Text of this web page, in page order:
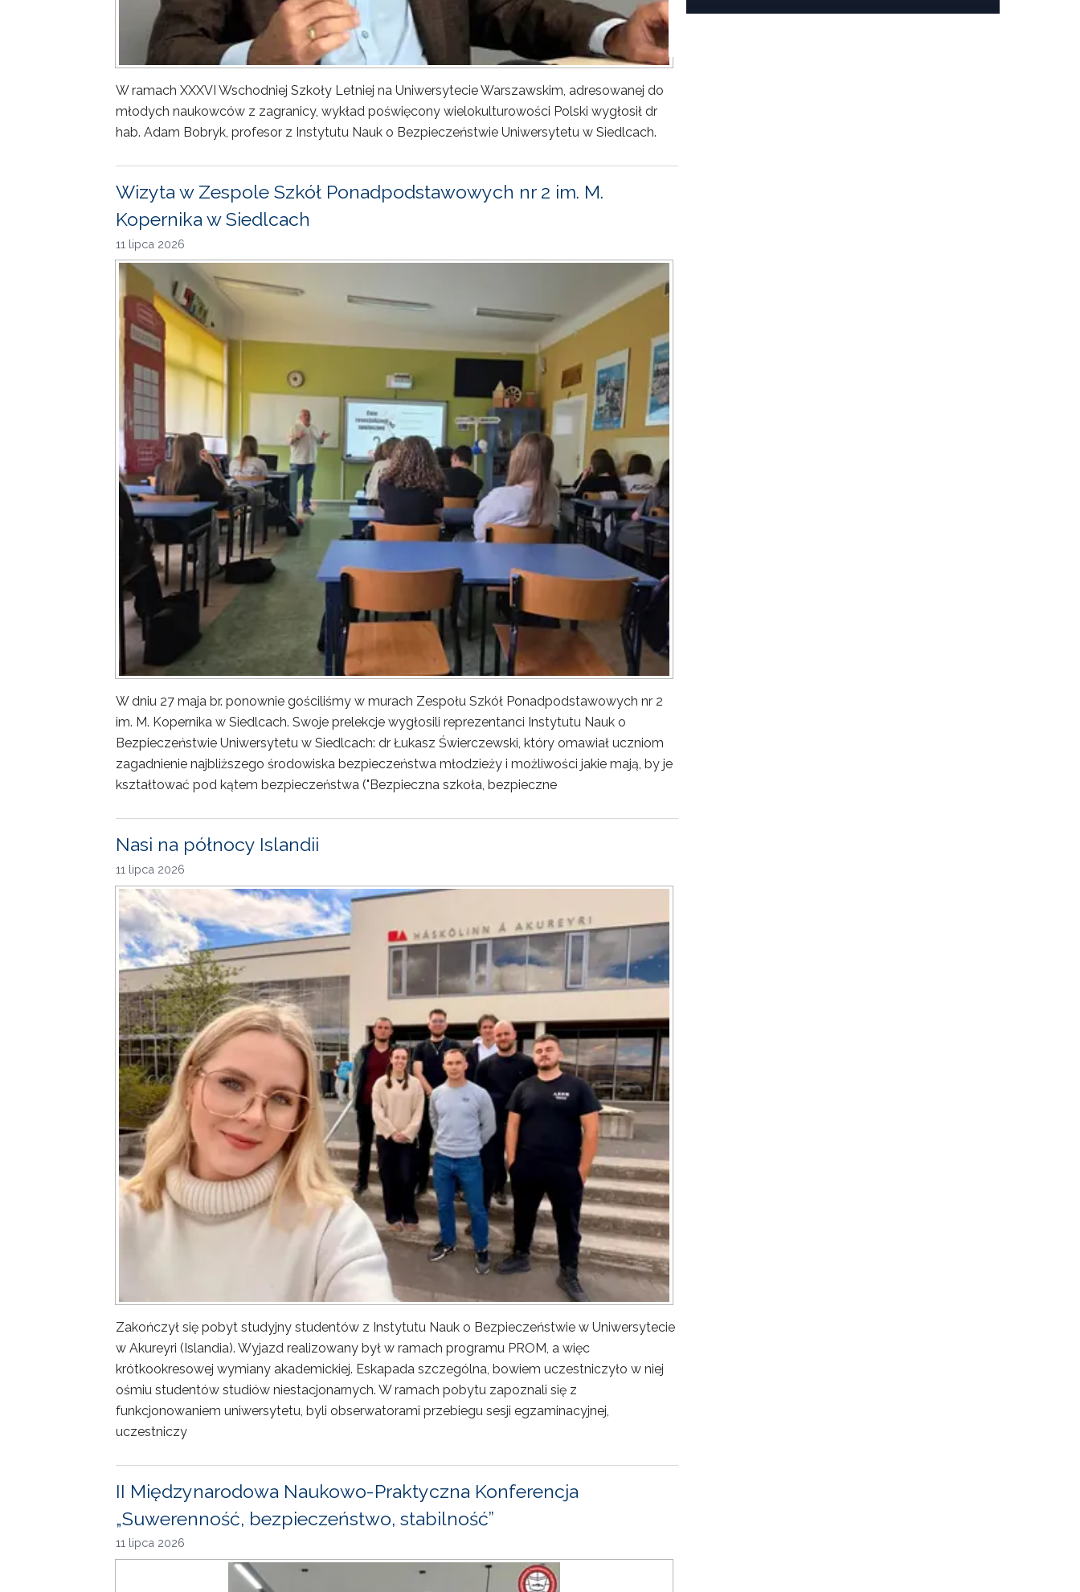
W ramach XXXVI Wschodniej Szkoły Letniej na Uniwersytecie Warszawskim, adresowanej do
młodych naukowców z zagranicy, wykład poświęcony wielokulturowości Polski wygłosił dr
hab. Adam Bobryk, profesor z Instytutu Nauk o Bezpieczeństwie Uniwersytetu w Siedlcach.
Wizyta w Zespole Szkół Ponadpodstawowych nr 2 im. M.
Kopernika w Siedlcach
11 lipca 2026
W dniu 27 maja br. ponownie gościliśmy w murach Zespołu Szkół Ponadpodstawowych nr 2
im. M. Kopernika w Siedlcach. Swoje prelekcje wygłosili reprezentanci Instytutu Nauk o
Bezpieczeństwie Uniwersytetu w Siedlcach: dr Łukasz Świerczewski, który omawiał uczniom
zagadnienie najbliższego środowiska bezpieczeństwa młodzieży i możliwości jakie mają, by je
kształtować pod kątem bezpieczeństwa ("Bezpieczna szkoła, bezpieczne
Nasi na północy Islandii
11 lipca 2026
Zakończył się pobyt studyjny studentów z Instytutu Nauk o Bezpieczeństwie w Uniwersytecie
w Akureyri (Islandia). Wyjazd realizowany był w ramach programu PROM, a więc
krótkookresowej wymiany akademickiej. Eskapada szczególna, bowiem uczestniczyło w niej
ośmiu studentów studiów niestacjonarnych. W ramach pobytu zapoznali się z
funkcjonowaniem uniwersytetu, byli obserwatorami przebiegu sesji egzaminacyjnej,
uczestniczy
II Międzynarodowa Naukowo-Praktyczna Konferencja
„Suwerenność, bezpieczeństwo, stabilność”
11 lipca 2026